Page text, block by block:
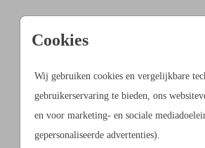
Cookies
Wij gebruiken cookies en vergelijkbare
gebruikerservaring te bieden, ons
en voor marketing- en sociale
gepersonaliseerde advertenties).